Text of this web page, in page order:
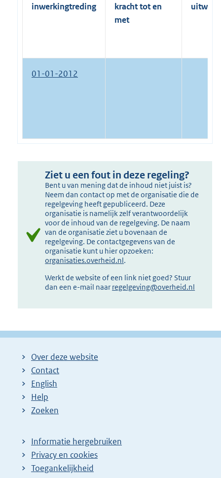
inwerkingtreding
kracht tot en
met
01-01-2012
Ziet u een fout in deze regeling?
Bent u van mening dat de inhoud niet juist is?
Neem dan contact op met de organisatie die de
regelgeving heeft gepubliceerd. Deze
organisatie is namelijk zelf verantwoordelijk
voor de inhoud van de regelgeving. De naam
van de organisatie ziet u bovenaan de
regelgeving. De contactgegevens van de
organisatie kunt u hier opzoeken:
organisaties.overheid.nl.
Werkt de website of een link niet goed? Stuur
dan een e-mail naar regelgeving@overheid.nl
Over deze website
Contact
English
Help
Zoeken
Informatie hergebruiken
Privacy en cookies
Toegankelijkheid